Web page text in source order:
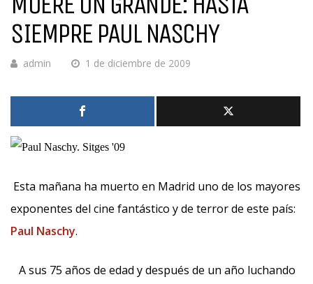
SIEMPRE PAUL NASCHY
admin 1 de diciembre de 2009
Esta mañana ha muerto en Madrid uno de los mayores
exponentes del cine fantástico y de terror de este país:
Paul Naschy.
A sus 75 años de edad y después de un año luchando